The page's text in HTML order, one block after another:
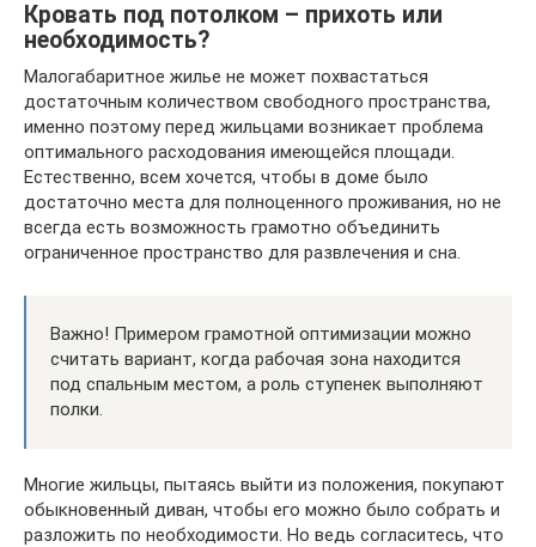
Кровать под потолком – прихоть или
необходимость?
Малогабаритное жилье не может похвастаться
достаточным количеством свободного пространства,
именно поэтому перед жильцами возникает проблема
оптимального расходования имеющейся площади.
Естественно, всем хочется, чтобы в доме было
достаточно места для полноценного проживания, но не
всегда есть возможность грамотно объединить
ограниченное пространство для развлечения и сна.
Важно! Примером грамотной оптимизации можно
считать вариант, когда рабочая зона находится
под спальным местом, а роль ступенек выполняют
полки.
Многие жильцы, пытаясь выйти из положения, покупают
обыкновенный диван, чтобы его можно было собрать и
разложить по необходимости. Но ведь согласитесь, что